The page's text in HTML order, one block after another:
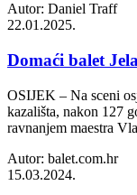
Autor: Daniel Traff
22.01.2025.
Domaći balet
OSIJEK – Na sceni
kazališta, nakon 127
ravnanjem maestra
Autor: balet.com.hr
15.03.2024.